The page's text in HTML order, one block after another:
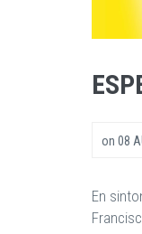
on 08
En